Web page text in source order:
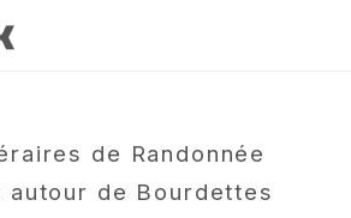
de Randonnée
autour de Bourdettes